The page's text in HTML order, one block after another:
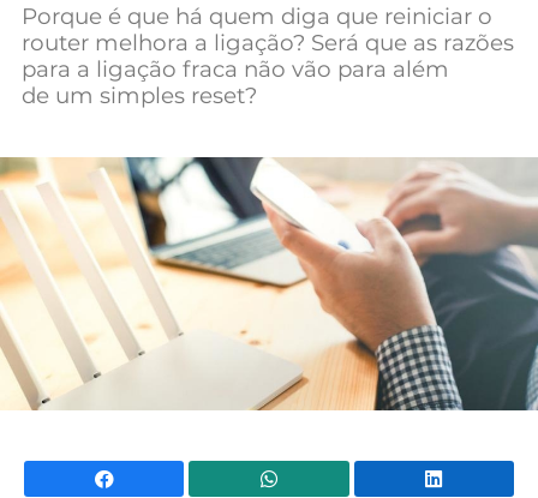
Negócios
Mundial 2026
Porque é que há quem diga que reiniciar o
router melhora a ligação? Será que as razões
para a ligação fraca não vão para além
de um simples reset?
Facebook WhatsApp